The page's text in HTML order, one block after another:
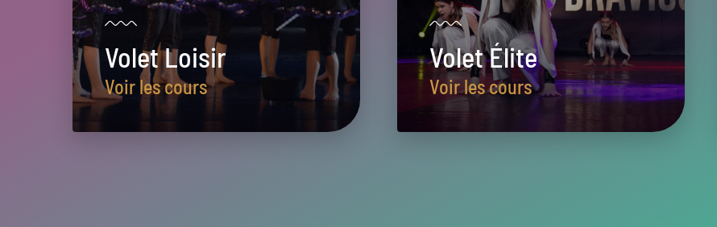
Volet Loisir
Voir les cours
Volet Élite
Voir les cours